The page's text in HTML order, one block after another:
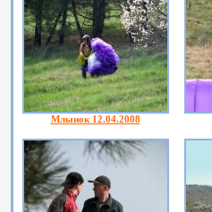
Млынок 12.04.2008